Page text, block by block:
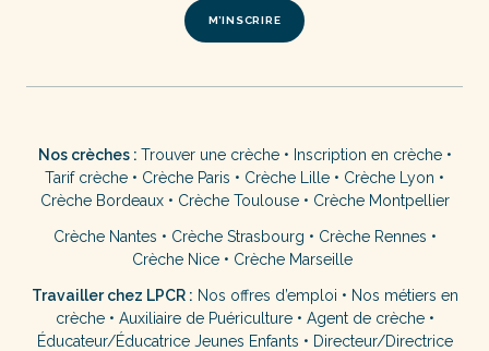
M’INSCRIRE
Nos crèches : Trouver une crèche• Inscription en crèche•
Tarif crèche • Crèche Paris • Crèche Lille • Crèche Lyon •
Crèche Bordeaux• Crèche Toulouse• Crèche Montpellier
Crèche Nantes • Crèche Strasbourg • Crèche Rennes •
Crèche Nice • Crèche Marseille
Travailler chez LPCR : Nos offres d’emploi • Nos métiers en
crèche• Auxiliaire de Puériculture• Agent de crèche•
Éducateur/Éducatrice Jeunes Enfants • Directeur/Directrice